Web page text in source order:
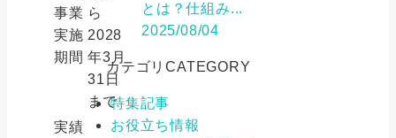
事業
実施
期間
ら
2028
年3月
31日
まで
実績
とは？仕組み...
2025/08/04
カテゴリCATEGORY
特集記事
お役立ち情報